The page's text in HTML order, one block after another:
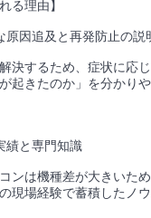
る理由】
因追及と再発防止の説
決するため、症状に応
が起きたのか」を分かり
と専門知識
ンは機種差が大きいた
現場経験で蓄積したノ